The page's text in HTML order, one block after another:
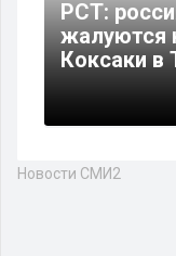
РСТ:
жалуются
Коксаки в
Новости СМИ2